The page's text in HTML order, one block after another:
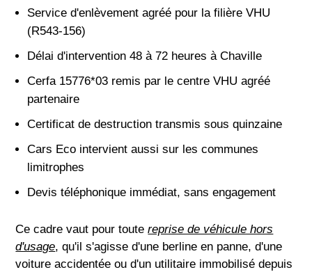
Service d'enlèvement agréé pour la filière VHU
(R543-156)
Délai d'intervention 48 à 72 heures à Chaville
Cerfa 15776*03 remis par le centre VHU agréé
partenaire
Certificat de destruction transmis sous quinzaine
Cars Eco intervient aussi sur les communes
limitrophes
Devis téléphonique immédiat, sans engagement
Ce cadre vaut pour toutereprise de véhicule hors
d'usage, qu'il s'agisse d'une berline en panne, d'une
voiture accidentée ou d'un utilitaire immobilisé depuis